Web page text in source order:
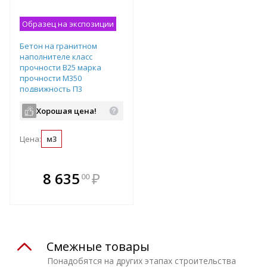
Образец на экспозиции
Бетон на гранитном
наполнителе класс
прочности B25 марка
прочности М350
подвижность П3
Хорошая цена!
Цена: м3
8 635 00 ₽
Понадобятся на других этапах строительства
Смежные товары